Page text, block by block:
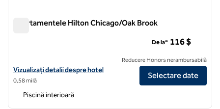
Apartamentele Hilton Chicago/Oak Brook
Vizualizați detaliile hotelului pentru apartamentele Hilton Chicago/
Vizualizați detalii despre hotel
0,58 milă
De la* 116 $
Reducere Honors nerambursabilă
Selectare date
Piscină interioară